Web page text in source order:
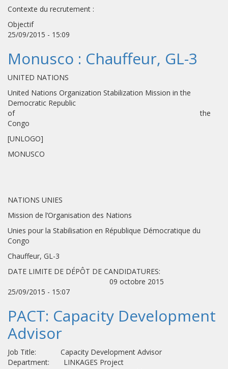
Contexte du recrutement :
Objectif
25/09/2015 - 15:09
Monusco : Chauffeur, GL-3
UNITED NATIONS
United Nations Organization Stabilization Mission in the
Democratic Republic
of the
Congo
[UNLOGO]
MONUSCO
NATIONS UNIES
Mission de l’Organisation des Nations
Unies pour la Stabilisation en République Démocratique du
Congo
Chauffeur, GL-3
DATE LIMITE DE DÉPÔT DE CANDIDATURES:
09 octobre 2015
25/09/2015 - 15:07
PACT: Capacity Development
Advisor
Job Title: Capacity Development Advisor
Department: LINKAGES Project